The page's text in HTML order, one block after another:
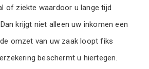
of ziekte waardoor u lange tijd
krijgt niet alleen uw inkomen een
omzet van uw zaak loopt fiks
beschermt u hiertegen.